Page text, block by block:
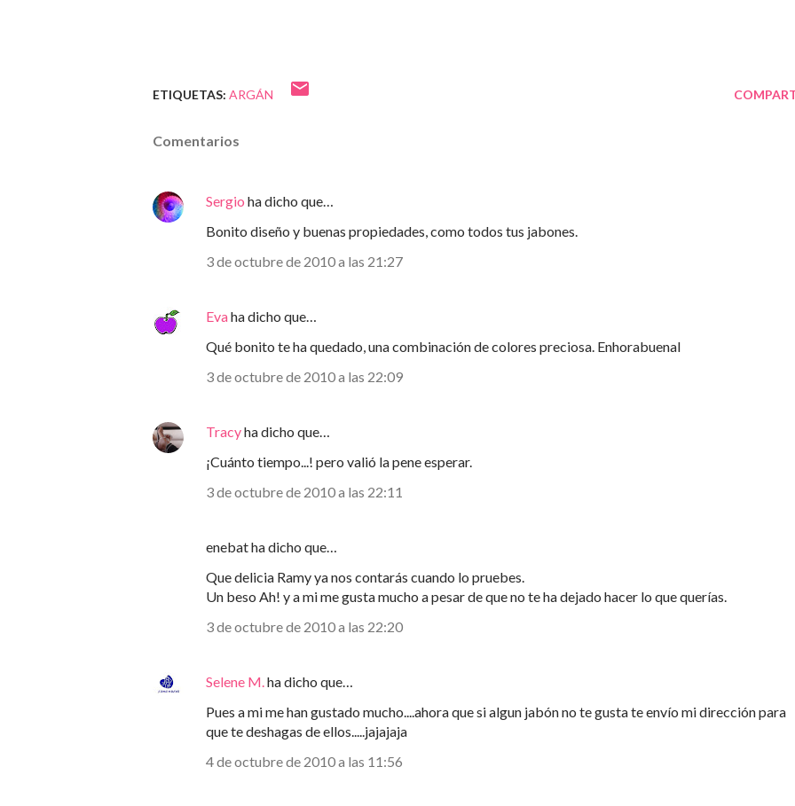
ETIQUETAS: ARGÁN
Comentarios
Sergio ha dicho que…
Bonito diseño y buenas propiedades, como todos tus jabones.
3 de octubre de 2010 a las 21:27
Evaha dicho que…
Qué bonito te ha quedado, una combinación de colores preciosa. Enhorabuenal
3 de octubre de 2010 a las 22:09
Tracyha dicho que…
¡Cuánto tiempo...! pero valió la pene esperar.
3 de octubre de 2010 a las 22:11
enebat ha dicho que…
Que delicia Ramy ya nos contarás cuando lo pruebes.
Un beso Ah! y a mi me gusta mucho a pesar de que no te ha dejado hacer lo que querías.
3 de octubre de 2010 a las 22:20
Selene M.ha dicho que…
Pues a mi me han gustado mucho....ahora que si algun jabón no te gusta te envío mi dirección para
que te deshagas de ellos.....jajajaja
4 de octubre de 2010 a las 11:56